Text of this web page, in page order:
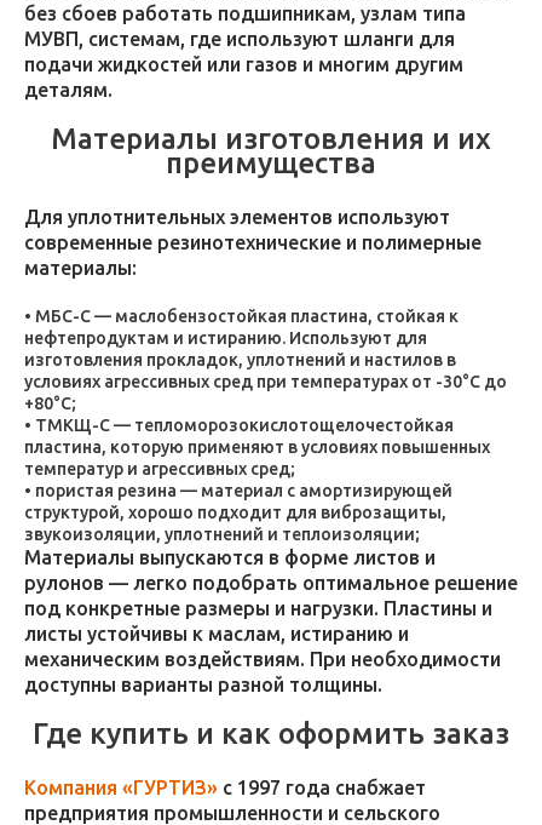
без сбоев работать подшипникам, узлам типа
МУВП, системам, где используют шланги для
подачи жидкостей или газов и многим другим
деталям.
Материалы изготовления и их
преимущества
Для уплотнительных элементов используют
современные резинотехнические и полимерные
материалы:
МБС-С — маслобензостойкая пластина, стойкая к
нефтепродуктам и истиранию. Используют для
изготовления прокладок, уплотнений и настилов в
условиях агрессивных сред при температурах от -30°C до
+80°C;
ТМКЩ-С — тепломорозокислотощелочестойкая
пластина, которую применяют в условиях повышенных
температур и агрессивных сред;
пористая резина — материал с амортизирующей
структурой, хорошо подходит для виброзащиты,
звукоизоляции, уплотнений и теплоизоляции;
Материалы выпускаются в форме листов и
рулонов — легко подобрать оптимальное решение
под конкретные размеры и нагрузки. Пластины и
листы устойчивы к маслам, истиранию и
механическим воздействиям. При необходимости
доступны варианты разной толщины.
Где купить и как оформить заказ
Компания «ГУРТИЗ» с 1997 года снабжает
предприятия промышленности и сельского